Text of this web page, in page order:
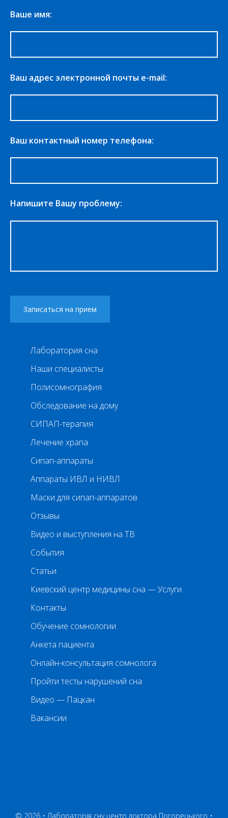
Ваше имя:
Ваш адрес электронной почты e-mail:
Ваш контактный номер телефона:
Напишите Вашу проблему:
Лаборатория сна
Наши специалисты
Полисомнография
Обследование на дому
СИПАП-терапия
Лечение храпа
Сипап-аппараты
Аппараты ИВЛ и НИВЛ
Маски для сипап-аппаратов
Отзывы
Видео и выступления на ТВ
События
Статьи
Киевский центр медицины сна — Услуги
Контакты
Обучение сомнологии
Анкета пациента
Онлайн-консультация сомнолога
Пройти тесты нарушений сна
Видео — Пацкан
Вакансии
© 2026 • Лабораторія сну центр доктора Погорецького •